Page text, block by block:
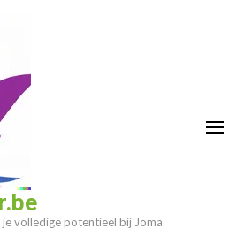
volledige potentieel bij Joma